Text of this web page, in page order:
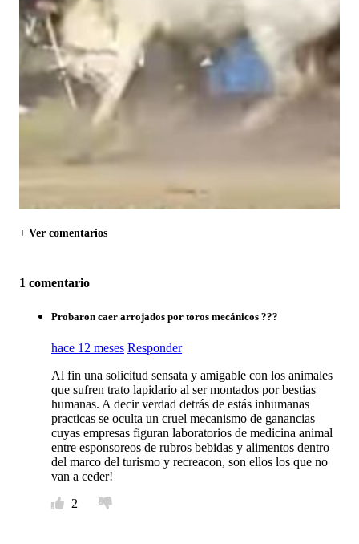
+ Ver comentarios
1 comentario
Probaron caer arrojados por toros mecánicos ???
hace 12 meses Responder
Al fin una solicitud sensata y amigable con los animales
que sufren trato lapidario al ser montados por bestias
humanas. A decir verdad detrás de estás inhumanas
practicas se oculta un cruel mecanismo de ganancias
cuyas empresas figuran laboratorios de medicina animal
entre esponsoreos de rubros bebidas y alimentos dentro
del marco del turismo y recreacon, son ellos los que no
van a ceder!
2